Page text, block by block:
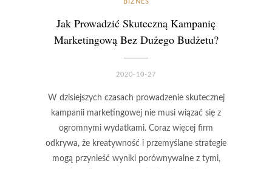
BIZNES
Jak Prowadzić Skuteczną Kampanię
Marketingową Bez Dużego Budżetu?
2020-10-27
W dzisiejszych czasach prowadzenie skutecznej
kampanii marketingowej nie musi wiązać się z
ogromnymi wydatkami. Coraz więcej firm
odkrywa, że kreatywność i przemyślane strategie
mogą przynieść wyniki porównywalne z tymi,